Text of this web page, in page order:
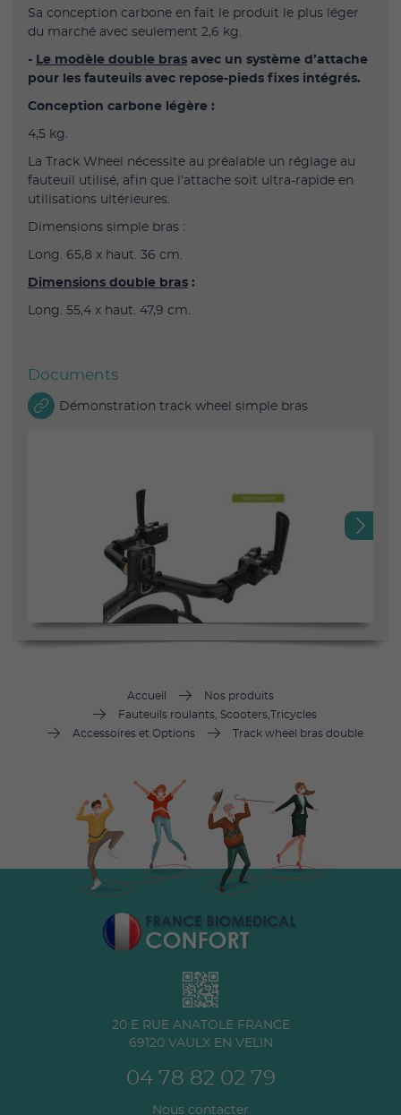
Sa conception carbone en fait le produit le plus léger
du marché avec seulement 2,6 kg.
- Le modèle double bras avec un système d’attache
pour les fauteuils avec repose-pieds fixes intégrés.
Conception carbone légère :
4,5 kg.
La Track Wheel nécessite au préalable un réglage au
fauteuil utilisé, afin que l’attache soit ultra-rapide en
utilisations ultérieures.
Dimensions simple bras :
Long. 65,8 x haut. 36 cm.
Dimensions double bras :
Long. 55,4 x haut. 47,9 cm.
Documents
Démonstration track wheel simple bras
Accueil
Nos produits
Fauteuils roulants, Scooters,Tricycles
Accessoires et Options
Track wheel bras double
20 E RUE ANATOLE FRANCE
69120 VAULX EN VELIN
04 78 82 02 79
Nous contacter